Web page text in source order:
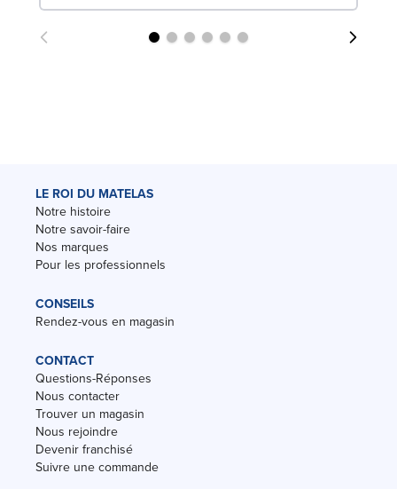
LE ROI DU MATELAS
Notre histoire
Notre savoir-faire
Nos marques
Pour les professionnels
CONSEILS
Rendez-vous en magasin
CONTACT
Questions-Réponses
Nous contacter
Trouver un magasin
Nous rejoindre
Devenir franchisé
Suivre une commande